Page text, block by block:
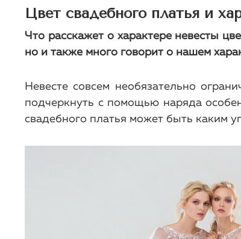
бренды
Сocktail
Goretskaya
Green
и ценности
свадебной и
моды
корсетов под
событий
Цвет свадебного платья и
Что расскажет о характере невесты
но и также много говорит о нашем
Невесте совсем необязательно
подчеркнуть с помощью наряда
свадебного платья может быть каким